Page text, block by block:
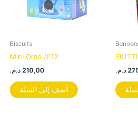
Biscuits
Mini Oreo /P12
210,00د.م.
أضف إلى السلة
د.م.